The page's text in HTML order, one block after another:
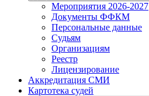
Мероприятия 2026-2027
Документы ФФКМ
Персональные данные
Судьям
Организациям
Реестр
Лицензирование
Аккредитация СМИ
Картотека судей